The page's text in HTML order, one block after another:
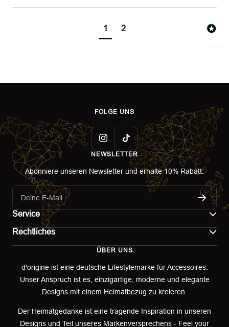
1 2
FOLGE UNS
NEWSLETTER
Abonniere unseren Newsletter und erhalte 10% Rabatt.
Deine E-Mail
Service
Retoure & Umtausch
Retourenportal
Rechtliches
AGB
ÜBER UNS
d'origine ist eine deutsche Lifestylemarke für Accessoires.
Unser Anspruch ist es, einzigartige, moderne und elegante
Designs mit einem Heimatbezug zu kreieren.
Der Heimatgedanke ist eine tragende Inspiration in unseren
Designs und Teil unseres Markenversprechens - Feel your